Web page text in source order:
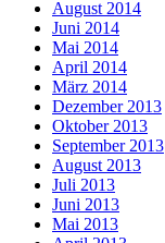
August 2014
Juni 2014
Mai 2014
April 2014
März 2014
Dezember 2013
Oktober 2013
September 2013
August 2013
Juli 2013
Juni 2013
Mai 2013